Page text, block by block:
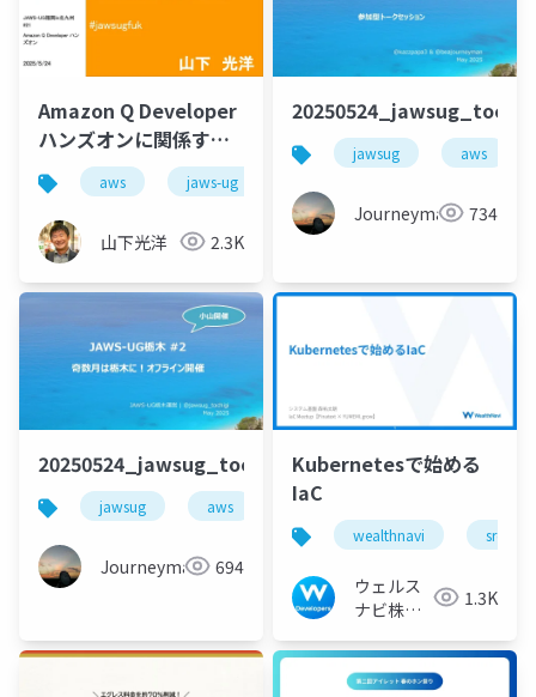
Amazon Q Developer
ハンズオンに関係する
話と今日終わってから
の話
aws jaws-ug
山下光洋 2.3K
jawsug aws
Journeyman 734
jawsug aws 栃木
Journeyman 694
Kubernetesで始める
IaC
wealthnavi sre
ウェルス
ナビ株式
広報チー
ム
1.3K